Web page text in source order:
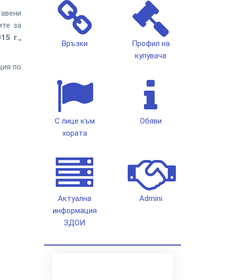
за
г.,
по
Връзки
Профил на
купувача
С лице към
хората
Обяви
Актуална
информация
ЗДОИ
Admini